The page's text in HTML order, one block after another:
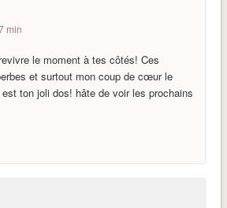
min
le moment à tes côtés! Ces
et surtout mon coup de cœur le
ton joli dos! hâte de voir les prochains